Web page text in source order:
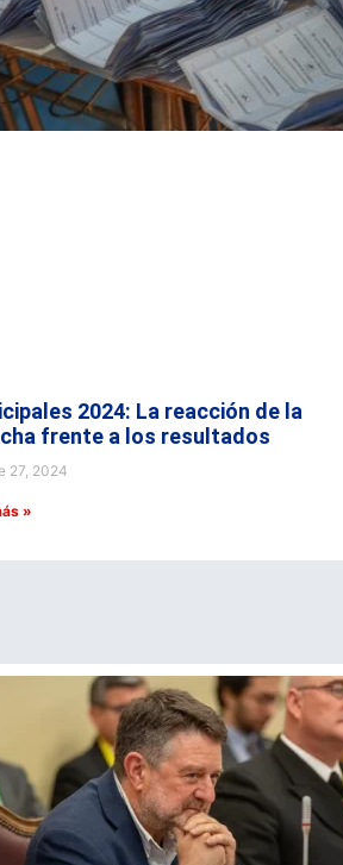
2024: La reacción de la
frente a los resultados
27, 2024
»